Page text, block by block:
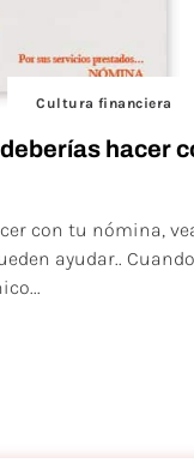
Cultura financiera
hacer
con tu nómina,
ayudar..